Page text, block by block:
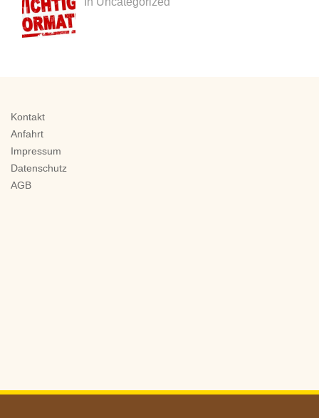
Kontakt
Anfahrt
Impressum
Datenschutz
AGB